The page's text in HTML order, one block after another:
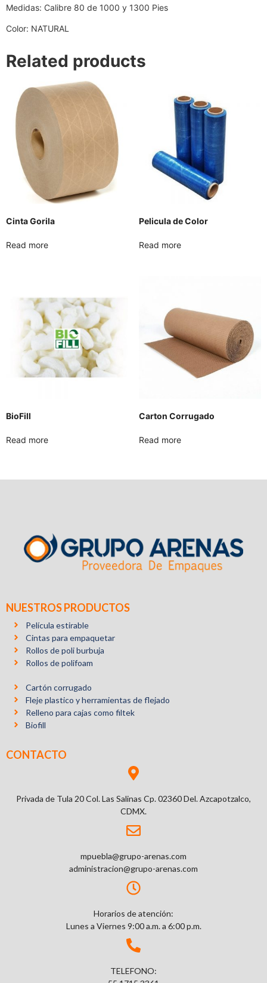
Medidas: Calibre 80 de 1000 y 1300 Pies
Color: NATURAL
Related products
Cinta Gorila
Read more
Pelicula de Color
Read more
BioFill
Read more
Carton Corrugado
Read more
NUESTROS PRODUCTOS
Película estirable
Cintas para empaquetar
Rollos de poli burbuja
Rollos de polifoam
Cartón corrugado
Fleje plastico y herramientas de flejado
Relleno para cajas como filtek
Biofill
CONTACTO
Privada de Tula 20 Col. Las Salinas Cp. 02360 Del. Azcapotzalco,
CDMX.
mpuebla@grupo-arenas.com
administracion@grupo-arenas.com
Horarios de atención:
Lunes a Viernes 9:00 a.m. a 6:00 p.m.
TELEFONO: